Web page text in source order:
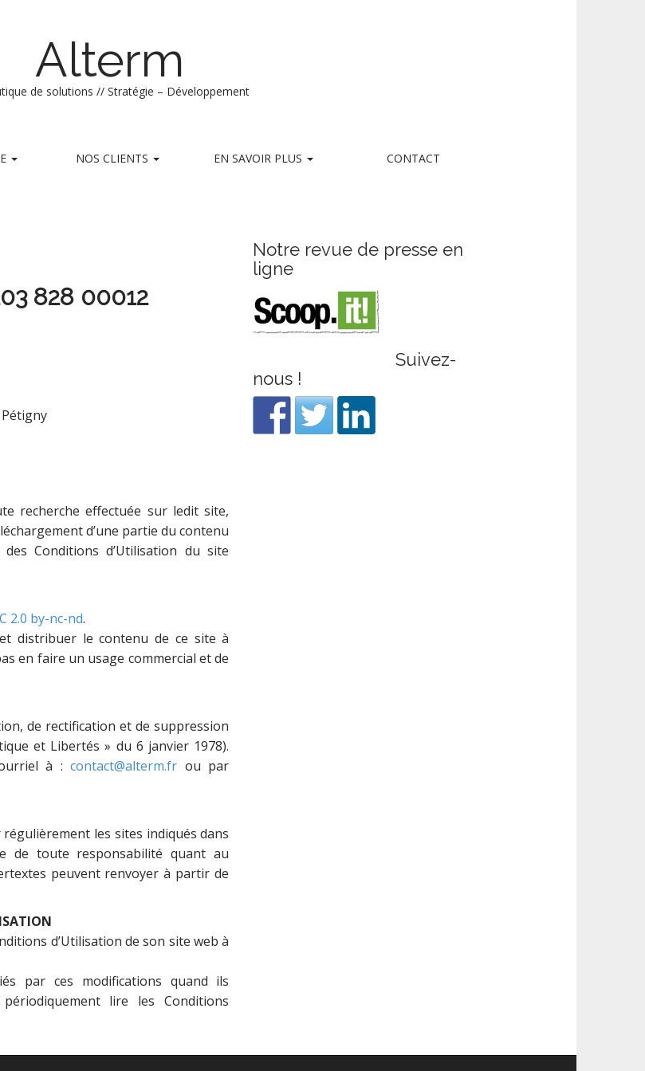
Alterm
de solutions // Stratégie – Développement
NOS CLIENTS EN SAVOIR PLUS CONTACT
828 00012
recherche effectuée sur ledit site,
d’une partie du contenu
Conditions d’Utilisation du site
2.0 by-nc-nd.
distribuer le contenu de ce site à
en faire un usage commercial et de
de rectification et de suppression
et Libertés » du 6 janvier 1978).
à :contact@alterm.fr ou par
les sites indiqués dans
de toute responsabilité quant au
peuvent renvoyer à partir de
d’Utilisation de son site web à
par ces modifications quand ils
lire les Conditions
Notre revue de presse en
ligne
Suivez-
nous !